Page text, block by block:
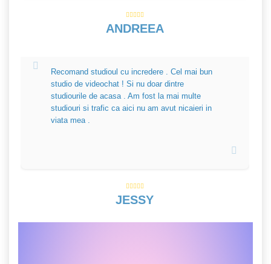
ANDREEA
Recomand studioul cu incredere . Cel mai bun
studio de videochat ! Si nu doar dintre
studiourile de acasa . Am fost la mai multe
studiouri si trafic ca aici nu am avut nicaieri in
viata mea .
JESSY